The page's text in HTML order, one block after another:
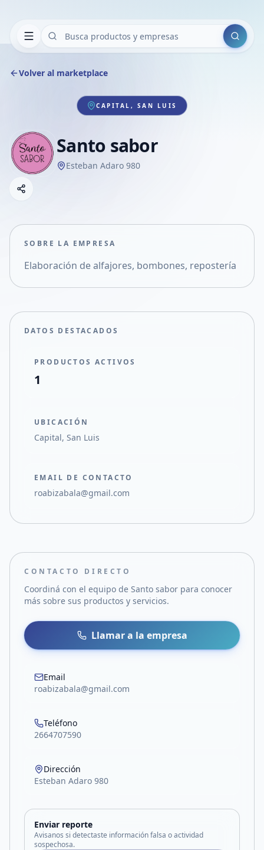
Buscar
Volver al marketplace
CAPITAL, SAN LUIS
Santo sabor
Esteban Adaro 980
Compartir empresa
Compartir en X
SOBRE LA EMPRESA
Elaboración de alfajores, bombones, repostería
DATOS DESTACADOS
PRODUCTOS ACTIVOS
1
UBICACIÓN
Capital, San Luis
EMAIL DE CONTACTO
roabizabala@gmail.com
CONTACTO DIRECTO
Coordiná con el equipo de Santo sabor para conocer
más sobre sus productos y servicios.
Llamar a la empresa
Email
roabizabala@gmail.com
Teléfono
2664707590
Dirección
Esteban Adaro 980
Enviar reporte
Avisanos si detectaste información falsa o actividad
sospechosa.